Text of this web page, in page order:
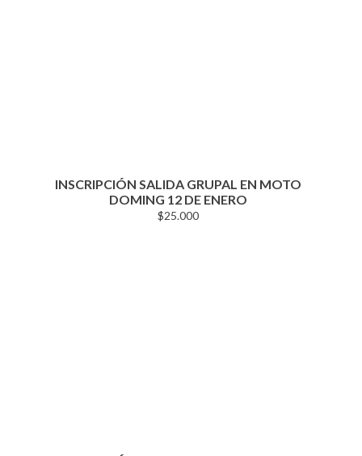
INSCRIPCIÓN SALIDA GRUPAL EN MOTO
DOMING 12 DE ENERO
$25.000